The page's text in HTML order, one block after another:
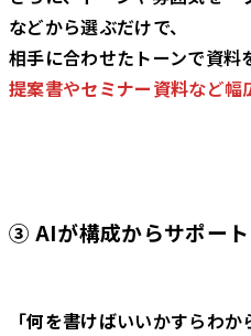
などから選ぶだけで、
相手に合わせたトーンで資料
提案書やセミナー資料など幅
③ AIが構成からサポート
「何を書けばいいかすらわか